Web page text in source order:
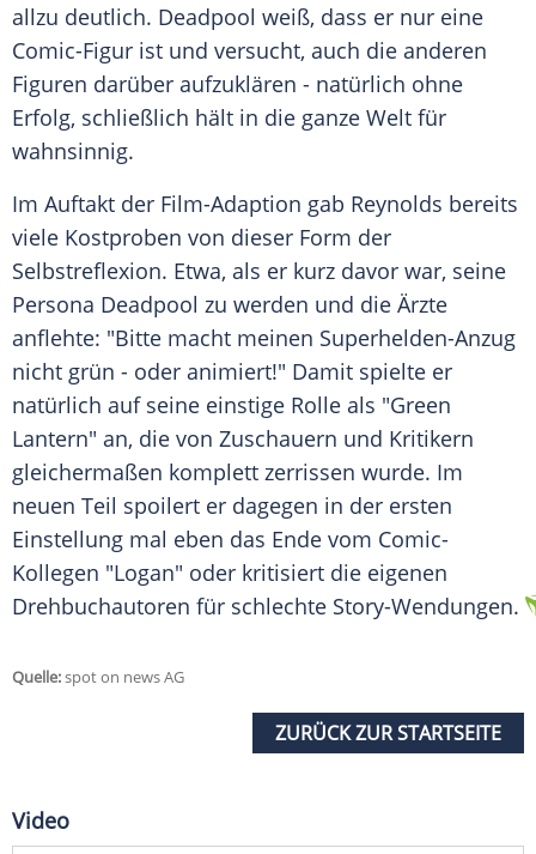
allzu deutlich. Deadpool weiß, dass er nur eine
Comic-Figur ist und versucht, auch die anderen
Figuren darüber aufzuklären - natürlich ohne
Erfolg, schließlich hält in die ganze Welt für
wahnsinnig.
Im Auftakt der Film-Adaption gab Reynolds bereits
viele Kostproben von dieser Form der
Selbstreflexion. Etwa, als er kurz davor war, seine
Persona Deadpool zu werden und die Ärzte
anflehte: "Bitte macht meinen Superhelden-Anzug
nicht grün - oder animiert!" Damit spielte er
natürlich auf seine einstige Rolle als "Green
Lantern" an, die von Zuschauern und Kritikern
gleichermaßen komplett zerrissen wurde. Im
neuen Teil spoilert er dagegen in der ersten
Einstellung mal eben das Ende vom Comic-
Kollegen "Logan" oder kritisiert die eigenen
Drehbuchautoren für schlechte Story-Wendungen.
Quelle:spot on news AG
ZURÜCK ZUR STARTSEITE
Video